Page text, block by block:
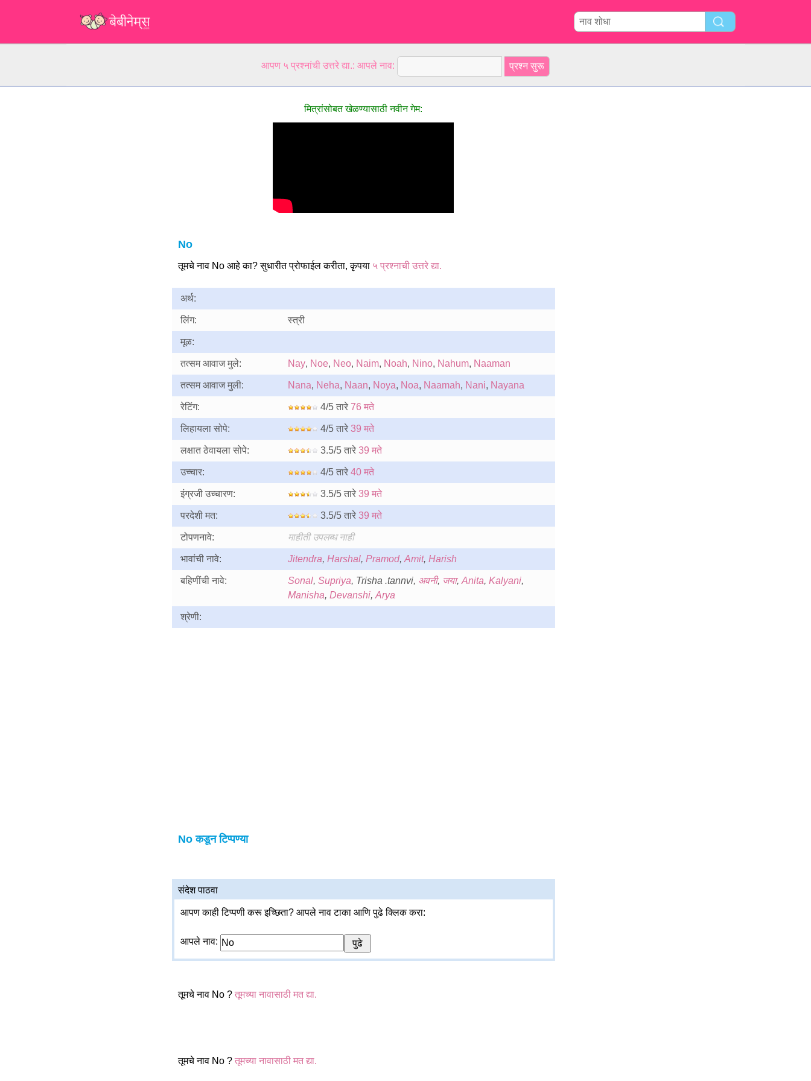
आपण ५ प्रश्नांची उत्तरे द्या.: आपले नाव:
मित्रांसोबत खेळण्यासाठी नवीन गेम:
No
तूमचे नाव No आहे का? सुधारीत प्रोफाईल करीता, कृपया ५ प्रश्नाची उत्तरे द्या.
अर्थ:
लिंग: स्त्री
मूळ:
तत्सम आवाज मुले: Nay, Noe, Neo, Naim, Noah, Nino, Nahum, Naaman
तत्सम आवाज मुली: Nana, Neha, Naan, Noya, Noa, Naamah, Nani, Nayana
रेटिंग: 4/5 तारे 76 मते
लिहायला सोपे: 4/5 तारे 39 मते
लक्षात ठेवायला सोपे: 3.5/5 तारे 39 मते
उच्चार: 4/5 तारे 40 मते
इंग्रजी उच्चारण: 3.5/5 तारे 39 मते
परदेशी मत: 3.5/5 तारे 39 मते
टोपणनावे: माहीती उपलब्ध नाही
भावांची नावे: Jitendra, Harshal, Pramod, Amit, Harish
बहिणींची नावे: Sonal, Supriya, Trisha .tannvi, अवनी, जया, Anita, Kalyani,
Manisha, Devanshi, Arya
श्रेणी:
No कडून टिप्पण्या
संदेश पाठवा
आपण काही टिप्पणी करू इच्छिता? आपले नाव टाका आणि पुढे क्लिक करा:
आपले नाव:
तूमचे नाव No ? तूमच्या नावासाठी मत द्या.
तूमचे नाव No ? तूमच्या नावासाठी मत द्या.